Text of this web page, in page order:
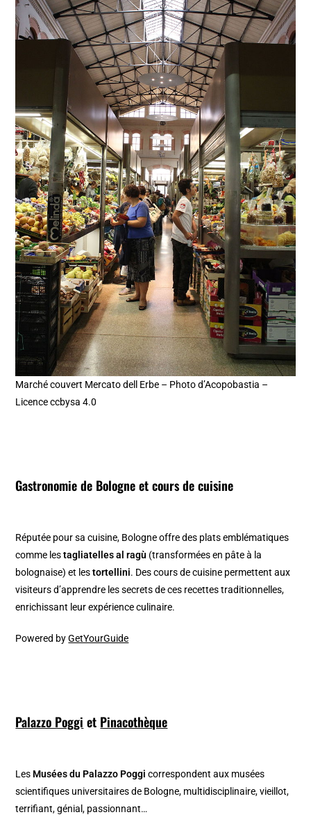
Marché couvert Mercato dell Erbe – Photo d’Acopobastia –
Licence ccbysa 4.0
Gastronomie de Bologne et cours de cuisine
Réputée pour sa cuisine, Bologne offre des plats emblématiques
comme lestagliatelles al ragù (transformées en pâte à la
bolognaise) et lestortellini. Des cours de cuisine permettent aux
visiteurs d’apprendre les secrets de ces recettes traditionnelles,
enrichissant leur expérience culinaire.
Powered byGetYourGuide
Palazzo Poggi et Pinacothèque
Les Musées du Palazzo Poggi correspondent aux musées
scientifiques universitaires de Bologne, multidisciplinaire, vieillot,
terrifiant, génial, passionnant…